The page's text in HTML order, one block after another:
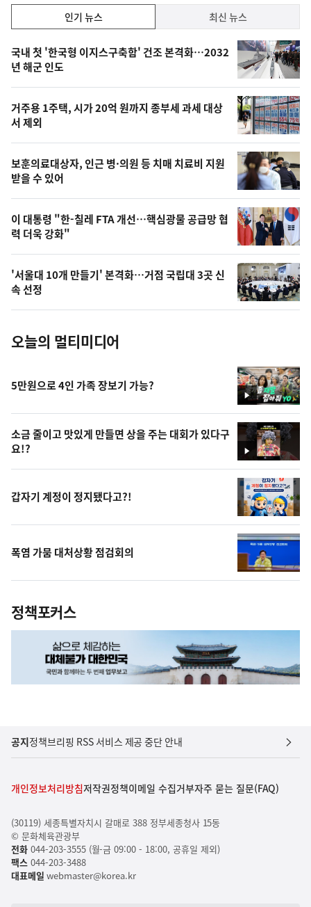
기,
최
신,
늘
의
영
상
오
늘
의
사
진
인기 뉴스 최신 뉴스
기
뉴
스
국내 첫 '한국형 이지스구축함' 건조 본격화…2032
년 해군 인도
거주용 1주택, 시가 20억 원까지 종부세 과세 대상
서 제외
보훈의료대상자, 인근 병·의원 등 치매 치료비 지원
받을 수 있어
이 대통령 "한-칠레 FTA 개선…핵심광물 공급망 협
력 더욱 강화"
'서울대 10개 만들기' 본격화…거점 국립대 3곳 신
속 선정
오늘의 멀티미디어
영
상
5만원으로 4인 가족 장보기 가능?
영
상
소금 줄이고 맛있게 만들면 상을 주는 대회가 있다구
요!?
갑자기 계정이 정지됐다고?!
폭염 가뭄 대처상황 점검회의
정책포커스
공지정책브리핑 RSS 서비스 제공 중단 안내
개인정보처리방침저작권정책이메일 수집거부자주 묻는 질문(FAQ)
(30119) 세종특별자치시 갈매로 388 정부세종청사 15동
© 문화체육관광부
전화044-203-3555 (월-금 09:00 - 18:00, 공휴일 제외)
팩스044-203-3488
대표메일 webmaster@korea.kr